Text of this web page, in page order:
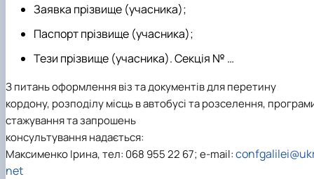
Заявка прізвище (учасника);
Паспорт прізвище (учасника);
Тези прізвище (учасника). Секція № …
З питань оформлення віз та документів для перетину
кордону, розподілу місць в автобусі та розселення,
стажування та запрошень
консультування надається:
Максименко Ірина, тел: 068 955 22 67; e-mail:
net